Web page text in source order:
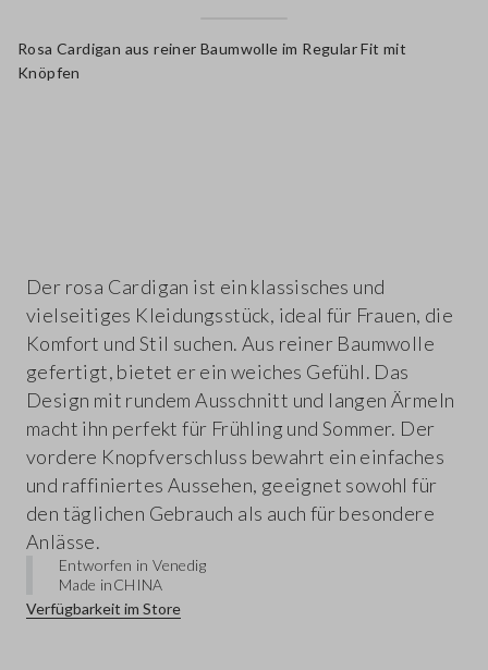
Rosa Cardigan aus reiner Baumwolle im Regular Fit mit
Knöpfen
Der rosa Cardigan ist ein klassisches und
vielseitiges Kleidungsstück, ideal für Frauen, die
Komfort und Stil suchen. Aus reiner Baumwolle
gefertigt, bietet er ein weiches Gefühl. Das
Design mit rundem Ausschnitt und langen Ärmeln
macht ihn perfekt für Frühling und Sommer. Der
vordere Knopfverschluss bewahrt ein einfaches
und raffiniertes Aussehen, geeignet sowohl für
den täglichen Gebrauch als auch für besondere
Anlässe.
Entworfen in Venedig
Made inCHINA
Verfügbarkeit im Store